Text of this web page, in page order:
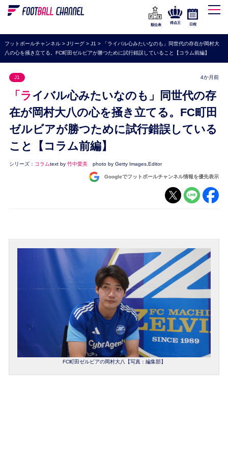
WEリーグ
海外サッカー
プレミアリーグ
セリエA
ブンデスリーガ
UEFA
ナショナルチーム
高校サッカー
順位表
得点王 日程
フットボールチャンネル> Jリーグ> J1 >
「ライバル心みたいなのも」同世代の存在が岡村大
八の心を掻き立てる。FC町田ゼルビアが勝つために試行錯誤していること【コラム前編】
J1 4か月前
「ライバル心みたいなのも」同世代の存
在が岡村大八の心を掻き立てる。FC町田
ゼルビアが勝つために試行錯誤している
こと【コラム前編】
シリーズ： コラムtext by 竹中愛美 photo by Getty Images,Editor
Googleでフットボールチャンネル情報を優先表示
FC町田ゼルビアの岡村大八【写真：編集部】